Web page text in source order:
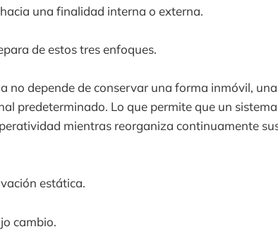
una finalidad interna o externa.
de estos tres enfoques.
no depende de conservar una forma inmóvil,
predeterminado. Lo que permite que un
mientras reorganiza continuamente
estática.
cambio.